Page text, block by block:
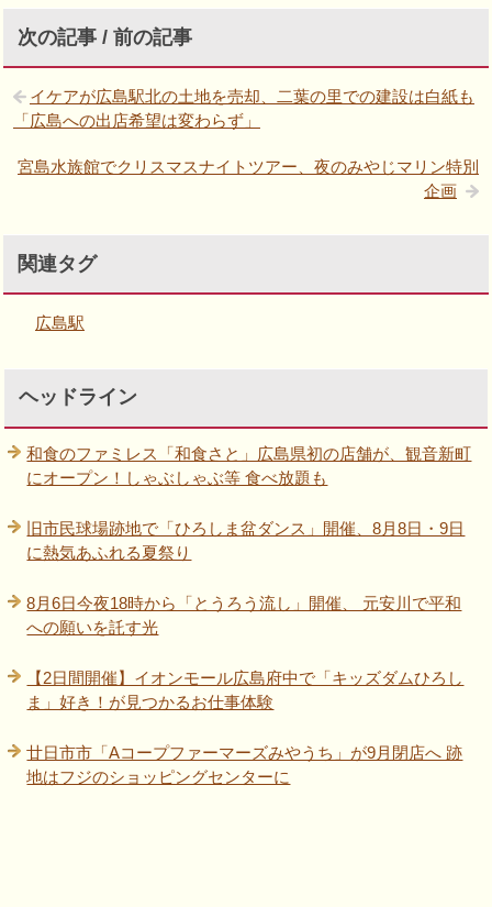
次の記事 / 前の記事
イケアが広島駅北の土地を売却、二葉の里での建設は白紙も
「広島への出店希望は変わらず」
宮島水族館でクリスマスナイトツアー、夜のみやじマリン特別
企画
関連タグ
広島駅
ヘッドライン
和食のファミレス「和食さと」広島県初の店舗が、観音新町
にオープン！しゃぶしゃぶ等 食べ放題も
旧市民球場跡地で「ひろしま盆ダンス」開催、8月8日・9日
に熱気あふれる夏祭り
8月6日今夜18時から「とうろう流し」開催、 元安川で平和
への願いを託す光
【2日間開催】イオンモール広島府中で「キッズダムひろし
ま」好き！が見つかるお仕事体験
廿日市市「Aコープファーマーズみやうち」が9月閉店へ 跡
地はフジのショッピングセンターに